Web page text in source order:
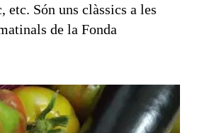
etc. Són uns clàssics a les
de la Fonda